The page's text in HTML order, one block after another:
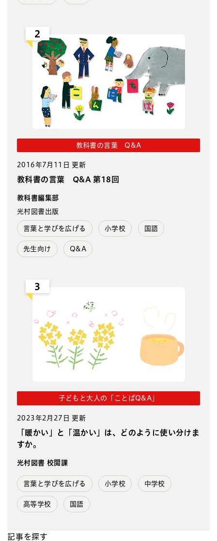
2
教科書の言葉 Q&A
2016年7月11日 更新
教科書の言葉 Q&A 第18回
教科書編集部
光村図書出版
言葉と学びを広げる 小学校 国語
先生向け Q&A
3
子どもと大人の「ことばQ&A」
2023年2月27日 更新
「暖かい」と「温かい」は、どのように使い分けま
すか。
光村図書 校閲課
言葉と学びを広げる 小学校 中学校
高等学校 国語
記事を探す